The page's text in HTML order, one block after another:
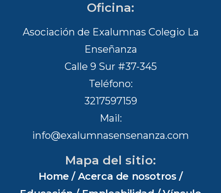
Oficina:
Asociación de Exalumnas Colegio La
Enseñanza
Calle 9 Sur #37-345
Teléfono:
3217597159
Mail:
info@exalumnasensenanza.com
Mapa del sitio:
Home / Acerca de nosotros /